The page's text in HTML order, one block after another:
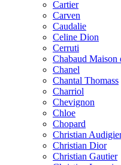
Cartier
Carven
Caudalie
Celine Dion
Cerruti
Chabaud Maison
Chanel
Chantal Thomass
Charriol
Chevignon
Chloe
Chopard
Christian
Christian Dior
Christian Gautier